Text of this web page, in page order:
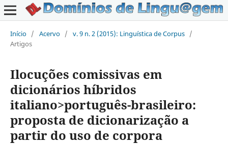
Início / Acervo / v. 9 n. 2 (2015): Linguística de Corpus /
Artigos
Ilocuções comissivas em
dicionários híbridos
italiano>português-brasileiro:
proposta de dicionarização a
partir do uso de corpora